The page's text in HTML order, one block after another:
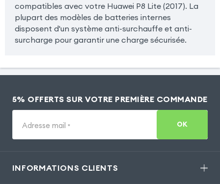
compatibles avec votre Huawei P8 Lite (2017). La
plupart des modèles de batteries internes
disposent d'un système anti-surchauffe et anti-
surcharge pour garantir une charge sécurisée.
5% OFFERTS SUR VOTRE PREMIÈRE COMMANDE
Adresse mail * OK
INFORMATIONS CLIENTS